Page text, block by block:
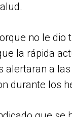
no le dio
la rápida
alertaran a
durante los